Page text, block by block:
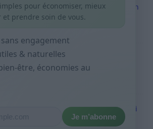
ménagers : comment économiser en
sans acheter 10 sprays
mensuel : méthode rapide pour
son salaire dès le jour de paie
2026
10 minutes par jour est-ce utile et quoi
pour économiser, mieux
et prendre soin de vous.
sans engagement
& naturelles
être, économies au
Je m’abonne